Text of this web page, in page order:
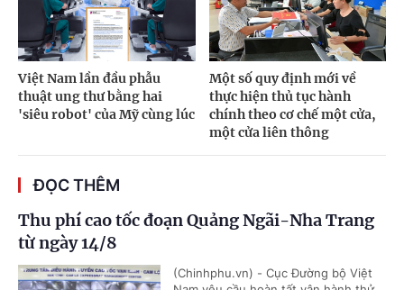
Việt Nam lần đầu phẫu
thuật ung thư bằng hai
'siêu robot' của Mỹ cùng lúc
Một số quy định mới về
thực hiện thủ tục hành
chính theo cơ chế một cửa,
một cửa liên thông
ĐỌC THÊM
Thu phí cao tốc đoạn Quảng Ngãi-Nha Trang
từ ngày 14/8
(Chinhphu.vn) - Cục Đường bộ Việt